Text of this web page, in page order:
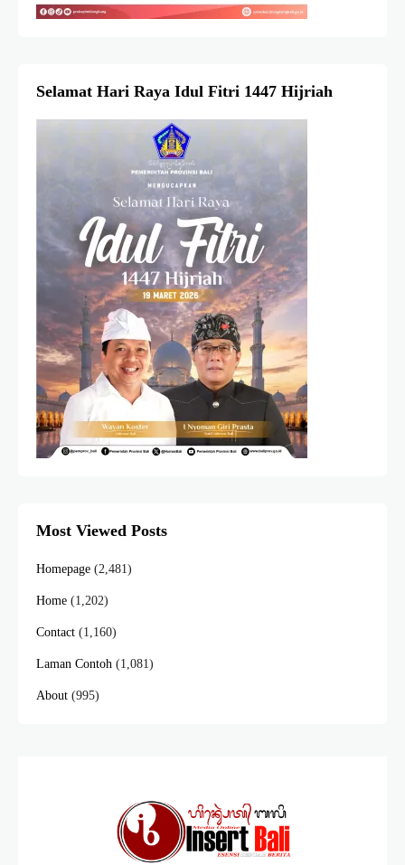
Selamat Hari Raya Idul Fitri 1447 Hijriah
Most Viewed Posts
Homepage (2,481)
Home (1,202)
Contact (1,160)
Laman Contoh (1,081)
About (995)